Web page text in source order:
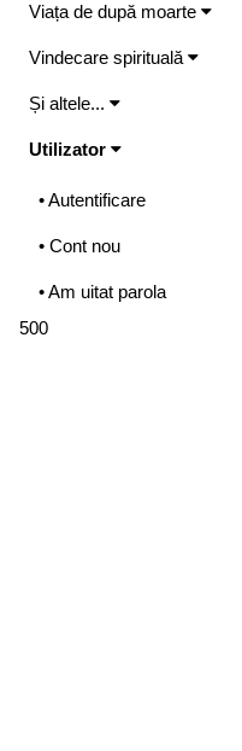
Viața de după moarte
Vindecare spirituală
Și altele...
Utilizator
• Autentificare
• Cont nou
• Am uitat parola
500